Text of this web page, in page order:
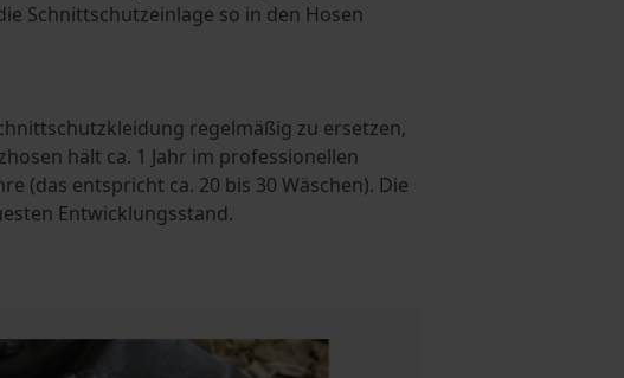
Schnittschutzeinlage so in den Hosen
regelmäßig zu ersetzen,
hält ca. 1 Jahr im professionellen
(das entspricht ca. 20 bis 30 Wäschen). Die
Entwicklungsstand.